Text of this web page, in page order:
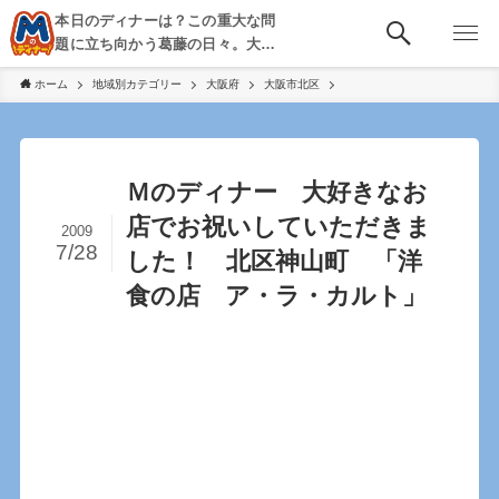
本日のディナーは？この重大な問
題に立ち向かう葛藤の日々。大
阪・京都・神戸を中心とした食べ
歩き、飲み歩きを綴る。
ホーム 地域別カテゴリー 大阪府 大阪市北区
Ｍのディナー 大好きなお
店でお祝いしていただきま
した！ 北区神山町 「洋
食の店 ア・ラ・カルト」
2009
7/28